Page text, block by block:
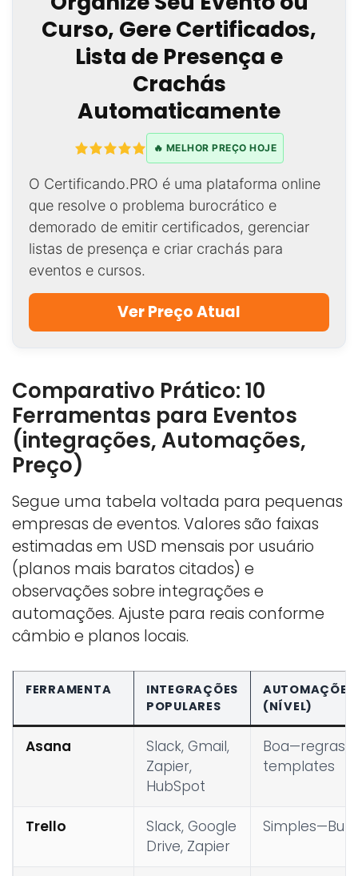
Curso, Gere Certificados,
Lista de Presença e
Crachás
Automaticamente
🔥 MELHOR PREÇO HOJE
O Certificando.PRO é uma plataforma online
que resolve o problema burocrático e
demorado de emitir certificados, gerenciar
listas de presença e criar crachás para
eventos e cursos.
Ver Preço Atual
Comparativo Prático: 10
Ferramentas para Eventos
(integrações, Automações,
Preço)
Segue uma tabela voltada para pequenas
empresas de eventos. Valores são faixas
estimadas em USD mensais por usuário
(planos mais baratos citados) e
observações sobre integrações e
automações. Ajuste para reais conforme
câmbio e planos locais.
FERRAMENTA
INTEGRAÇÕES
POPULARES
AUTOMAÇÕES
(NÍVEL)
Asana
Slack, Gmail,
Zapier,
HubSpot
Boa—regras,
templates
Trello
Slack, Google
Drive, Zapier